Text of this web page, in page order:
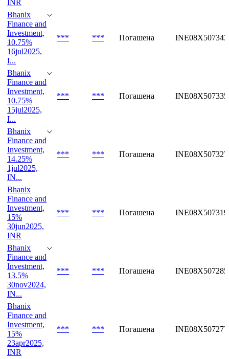
INR
Bhanix
Finance and
Investment,
10.75%
16jul2025,
I...
*** *** Погашена INE08X507343
Bhanix
Finance and
Investment,
10.75%
15jul2025,
I...
*** *** Погашена INE08X507335
Bhanix
Finance and
Investment,
14.25%
1jul2025,
IN...
*** *** Погашена INE08X507327
Bhanix
Finance and
Investment,
15%
30jun2025,
INR
*** *** Погашена INE08X507319
Bhanix
Finance and
Investment,
13.5%
30nov2024,
IN...
*** *** Погашена INE08X507285
Bhanix
Finance and
Investment,
15%
23apr2025,
INR
*** *** Погашена INE08X507277